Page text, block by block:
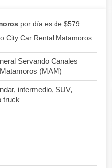
por día es de $579
City Car Rental Matamoros.
Servando Canales
(MAM)
intermedio, SUV,
truck